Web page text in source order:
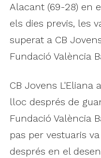
Alacant (69-28) en
els dies previs, les
superat a CB
Fundació València
CB Jovens L'Eliana
lloc després de
Fundació València
pas per vestuaris
després en el